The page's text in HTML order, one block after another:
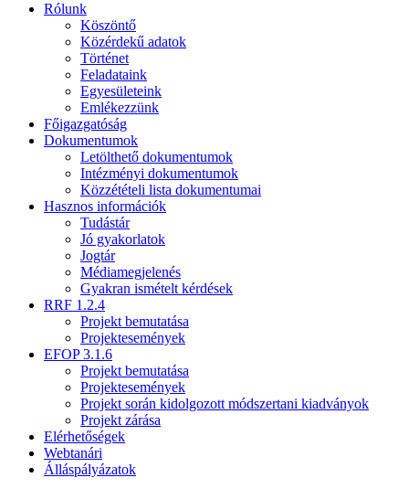
Rólunk
Köszöntő
Közérdekű adatok
Történet
Feladataink
Egyesületeink
Emlékezzünk
Főigazgatóság
Dokumentumok
Letölthető dokumentumok
Intézményi dokumentumok
Közzétételi lista dokumentumai
Hasznos információk
Tudástár
Jó gyakorlatok
Jogtár
Médiamegjelenés
Gyakran ismételt kérdések
RRF 1.2.4
Projekt bemutatása
Projektesemények
EFOP 3.1.6
Projekt bemutatása
Projektesemények
Projekt során kidolgozott módszertani kiadványok
Projekt zárása
Elérhetőségek
Webtanári
Álláspályázatok